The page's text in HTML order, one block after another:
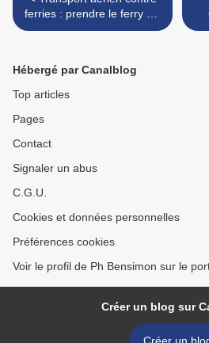
ferries : prendre le ferry est
plus polluant que prendre
Hébergé par Canalblog
Top articles
Pages
Contact
Signaler un abus
C.G.U.
Cookies et données personnelles
Préférences cookies
Voir le profil de Ph Bensimon sur le
Créer un blog sur